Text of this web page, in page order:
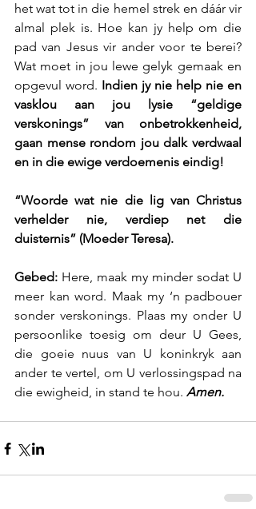
het wat tot in die hemel strek en dáár vir
almal plek is. Hoe kan jy help om die
pad van Jesus vir ander voor te berei?
Wat moet in jou lewe gelyk gemaak en
opgevul word. Indien jy nie help nie en
vasklou aan jou lysie “geldige
verskonings” van onbetrokkenheid,
gaan mense rondom jou dalk verdwaal
en in die ewige verdoemenis eindig!
“Woorde wat nie die lig van Christus
verhelder nie, verdiep net die
duisternis” (Moeder Teresa).
Gebed: Here, maak my minder sodat U
meer kan word. Maak my ‘n padbouer
sonder verskonings. Plaas my onder U
persoonlike toesig om deur U Gees,
die goeie nuus van U koninkryk aan
ander te vertel, om U verlossingspad na
die ewigheid, in stand te hou. Amen.